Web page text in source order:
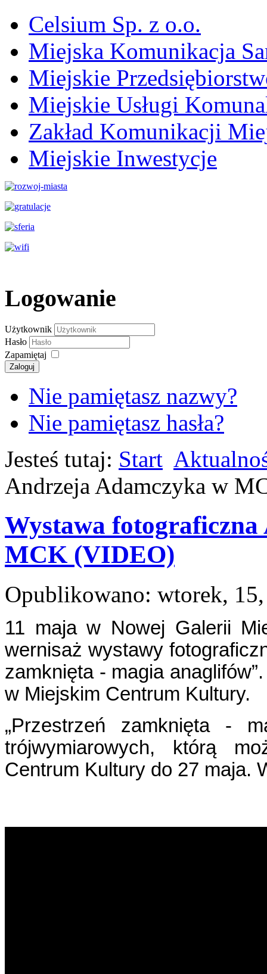
Celsium Sp. z o.o.
Miejska Komunikacja
Miejskie
Miejskie Usługi
Zakład Komunikacji
Miejskie Inwestycje
Logowanie
Użytkownik
Hasło
Zapamiętaj
Zaloguj
Nie pamiętasz nazwy?
Nie pamiętasz hasła?
Jesteś tutaj: Start
Andrzeja Adamczyka w
Wystawa
MCK (VIDEO)
Opublikowano: wtorek,
11 maja w Nowej Galerii
wernisaż wystawy
zamknięta - magia
w Miejskim Centrum Kultury.
„Przestrzeń zamknięta -
trójwymiarowych, którą
Centrum Kultury do 27 maja.